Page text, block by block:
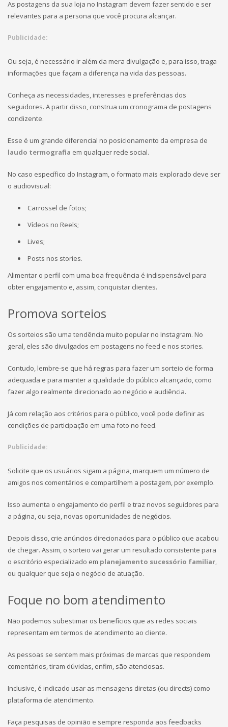
As postagens da sua loja no Instagram devem fazer sentido e ser
relevantes para a persona que você procura alcançar.
Publicidade:
Ou seja, é necessário ir além da mera divulgação e, para isso, traga
informações que façam a diferença na vida das pessoas.
Conheça as necessidades, interesses e preferências dos
seguidores. A partir disso, construa um cronograma de postagens
condizente.
Esse é um grande diferencial no posicionamento da empresa de
laudo termografia em qualquer rede social.
No caso específico do Instagram, o formato mais explorado deve ser
o audiovisual:
Carrossel de fotos;
Vídeos no Reels;
Lives;
Posts nos stories.
Alimentar o perfil com uma boa frequência é indispensável para
obter engajamento e, assim, conquistar clientes.
Promova sorteios
Os sorteios são uma tendência muito popular no Instagram. No
geral, eles são divulgados em postagens no feed e nos stories.
Contudo, lembre-se que há regras para fazer um sorteio de forma
adequada e para manter a qualidade do público alcançado, como
fazer algo realmente direcionado ao negócio e audiência.
Já com relação aos critérios para o público, você pode definir as
condições de participação em uma foto no feed.
Publicidade:
Solicite que os usuários sigam a página, marquem um número de
amigos nos comentários e compartilhem a postagem, por exemplo.
Isso aumenta o engajamento do perfil e traz novos seguidores para
a página, ou seja, novas oportunidades de negócios.
Depois disso, crie anúncios direcionados para o público que acabou
de chegar. Assim, o sorteio vai gerar um resultado consistente para
o escritório especializado em planejamento sucessório familiar,
ou qualquer que seja o negócio de atuação.
Foque no bom atendimento
Não podemos subestimar os benefícios que as redes sociais
representam em termos de atendimento ao cliente.
As pessoas se sentem mais próximas de marcas que respondem
comentários, tiram dúvidas, enfim, são atenciosas.
Inclusive, é indicado usar as mensagens diretas (ou directs) como
plataforma de atendimento.
Faça pesquisas de opinião e sempre responda aos feedbacks